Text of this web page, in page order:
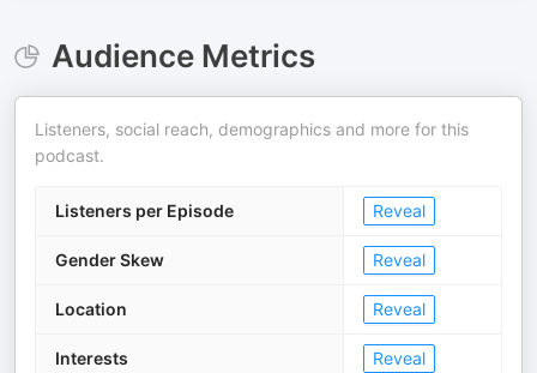
Audience Metrics
Listeners, social reach, demographics and more for this
podcast.
Listeners per Episode Reveal
Gender Skew Reveal
Location Reveal
Interests Reveal